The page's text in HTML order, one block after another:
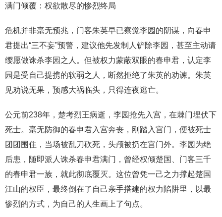
满门倾覆：权欲散尽的惨烈终局
危机并非毫无预兆，门客朱英早已察觉李园的阴谋，向春申
君提出“三不妄”预警，建议他先发制人铲除李园，甚至主动请
缨愿做诛杀李园之人。但被权力蒙蔽双眼的春申君，认定李
园是受自己提携的软弱之人，断然拒绝了朱英的劝谏。朱英
见劝说无果，预感大祸临头，只得连夜逃亡。
公元前238年，楚考烈王病逝，李园抢先入宫，在棘门埋伏下
死士。毫无防御的春申君入宫奔丧，刚踏入宫门，便被死士
团团围住，当场被乱刀砍死，头颅被扔在宫门外。李园为绝
后患，随即派人诛杀春申君满门，曾经权倾楚国、门客三千
的春申君一族，就此彻底覆灭。这位曾凭一己之力撑起楚国
江山的权臣，最终倒在了自己亲手搭建的权力陷阱里，以最
惨烈的方式，为自己的人生画上了句点。